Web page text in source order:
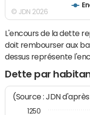
© JDN 2026
L'encours de la dette
doit rembourser aux
dessus représente
Dette par
(Source : JDN
1250